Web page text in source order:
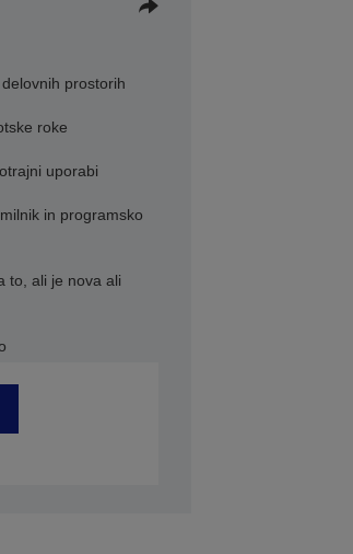
prostorih
roke
uporabi
in programsko
to, ali je nova ali